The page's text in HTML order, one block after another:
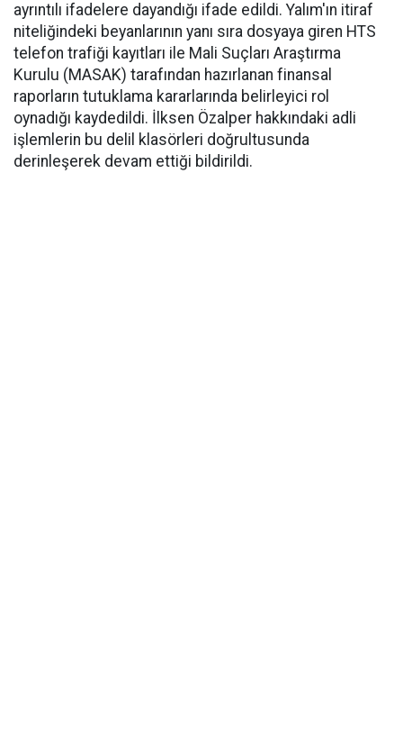
ayrıntılı ifadelere dayandığı ifade edildi. Yalım'ın itiraf
niteliğindeki beyanlarının yanı sıra dosyaya giren HTS
telefon trafiği kayıtları ile Mali Suçları Araştırma
Kurulu (MASAK) tarafından hazırlanan finansal
raporların tutuklama kararlarında belirleyici rol
oynadığı kaydedildi. İlksen Özalper hakkındaki adli
işlemlerin bu delil klasörleri doğrultusunda
derinleşerek devam ettiği bildirildi.